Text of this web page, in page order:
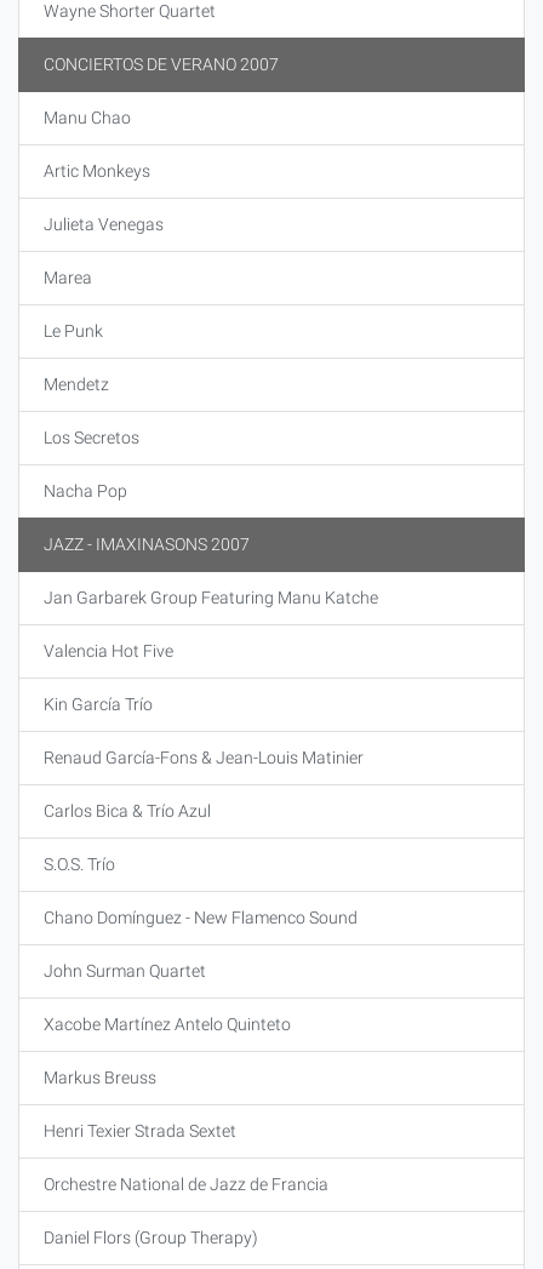
Wayne Shorter Quartet
CONCIERTOS DE VERANO 2007
Manu Chao
Artic Monkeys
Julieta Venegas
Marea
Le Punk
Mendetz
Los Secretos
Nacha Pop
JAZZ - IMAXINASONS 2007
Jan Garbarek Group Featuring Manu Katche
Valencia Hot Five
Kin García Trío
Renaud García-Fons & Jean-Louis Matinier
Carlos Bica & Trío Azul
S.O.S. Trío
Chano Domínguez - New Flamenco Sound
John Surman Quartet
Xacobe Martínez Antelo Quinteto
Markus Breuss
Henri Texier Strada Sextet
Orchestre National de Jazz de Francia
Daniel Flors (Group Therapy)